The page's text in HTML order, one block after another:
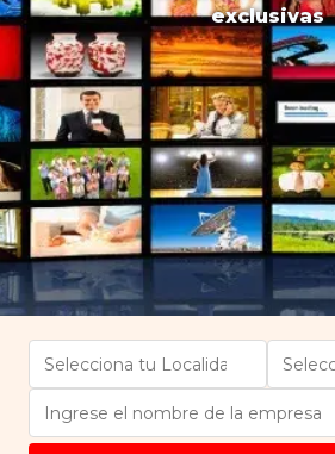
exclusivas